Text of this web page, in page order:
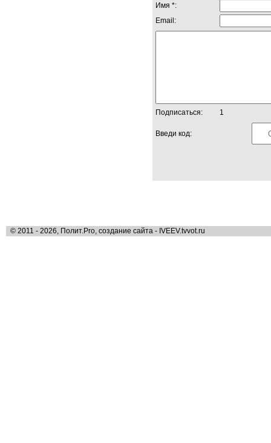
Имя *:
Email:
Подписаться: 1
Введи код:
© 2011 - 2026, Полит.Pro, создание сайта - IVEEV.tvvot.ru